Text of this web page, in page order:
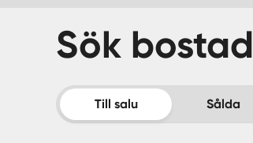
Sök bostad
Till salu Sålda